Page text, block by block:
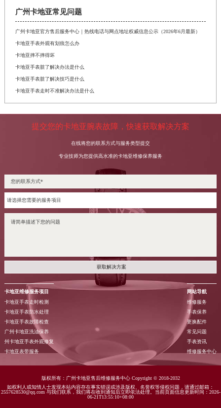
广州卡地亚常见问题
广州卡地亚官方售后服务中心｜热线电话与网点地址权威信息公示（2026年6月最新）
卡地亚手表外观有划痕怎么办
卡地亚摔不摔得坏
卡地亚手表脏了解决办法是什么
卡地亚手表脏了解决技巧是什么
卡地亚手表走时不准解决办法是什么
提交您的卡地亚腕表故障，快速获取解决方案
在线将您的联系方式与服务类型提交
专业技师为您提供高水准的卡地亚维修保养服务
获取解决方案
卡地亚维修服务项目
卡地亚手表走时检测
卡地亚手表防水处理
卡地亚手表故障检查
广州卡地亚洗油保养
州卡地亚手表外观修复
卡地亚表带服务
网站导航
维修服务
手表保养
更换配件
常见问题
手表资讯
维修服务中心
版权所有：广州卡地亚售后维修服务中心 Copyright © 2018-2032
如权利人或知情人士发现本站内容存在事实错误或涉及版权、名誉权等侵权问题，请通过邮箱：
2557628530@qq.com 与我们联系，我们将在收到通知后立即依法处理。当前页面信息更新时间：2026-
06-21T13:55:10+08:00